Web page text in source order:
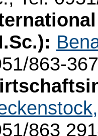
863-
863